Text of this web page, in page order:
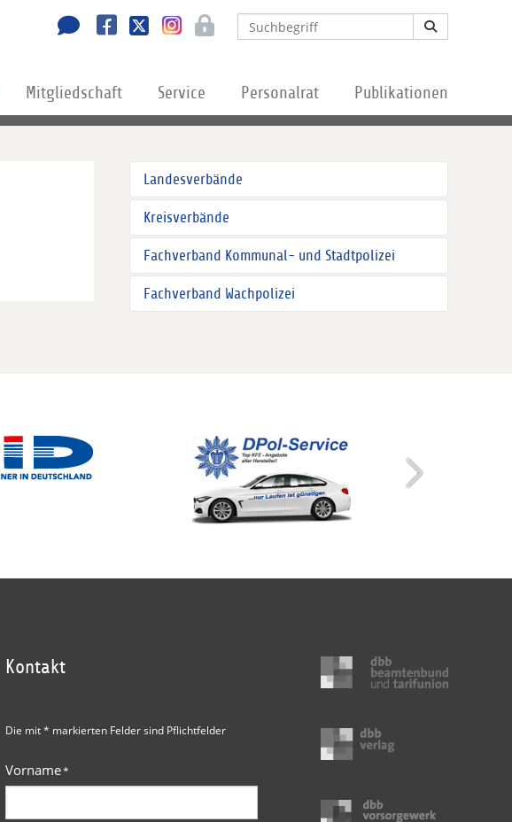
Mitgliedschaft Service Personalrat Publikationen
Landesverbände
Kreisverbände
Fachverband Kommunal- und Stadtpolizei
Fachverband Wachpolizei
Kontakt
Die mit * markierten Felder sind Pflichtfelder
Vorname*